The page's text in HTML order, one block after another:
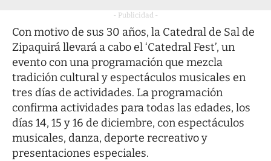
- Publicidad -
Con motivo de sus 30 años, la Catedral de Sal de
Zipaquirá llevará a cabo el ‘Catedral Fest’, un
evento con una programación que mezcla
tradición cultural y espectáculos musicales en
tres días de actividades. La programación
confirma actividades para todas las edades, los
días 14, 15 y 16 de diciembre, con espectáculos
musicales, danza, deporte recreativo y
presentaciones especiales.